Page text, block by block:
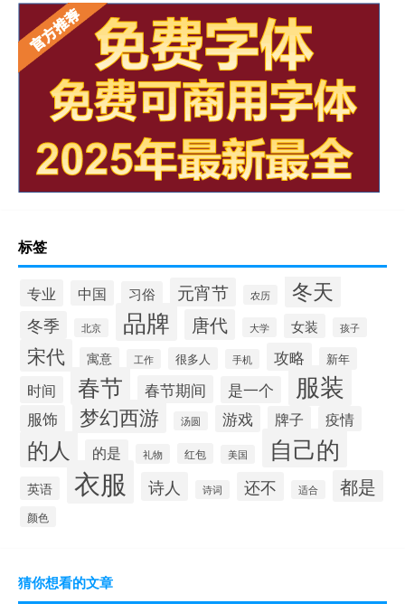
标签
专业 中国 习俗 元宵节 农历 冬天
冬季 北京 品牌 唐代 大学 女装 孩子
宋代 寓意 工作 很多人 手机 攻略 新年
时间 春节 春节期间 是一个 服装
服饰 梦幻西游 汤圆 游戏 牌子 疫情
的人 的是 礼物 红包 美国 自己的
英语 衣服 诗人 诗词 还不 适合 都是
颜色
猜你想看的文章